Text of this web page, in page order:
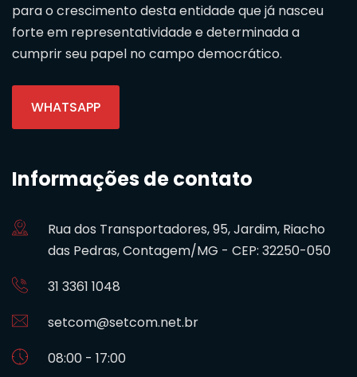
para o crescimento desta entidade que já nasceu
forte em representatividade e determinada a
cumprir seu papel no campo democrático.
WHATSAPP
Informações de contato
Rua dos Transportadores, 95, Jardim, Riacho
das Pedras, Contagem/MG - CEP: 32250-050
31 3361 1048
setcom@setcom.net.br
08:00 - 17:00